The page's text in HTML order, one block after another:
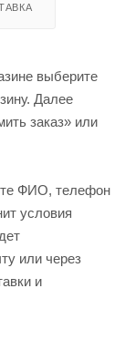
выберите
Далее
заказ» или
ФИО, телефон
условия
или через
и